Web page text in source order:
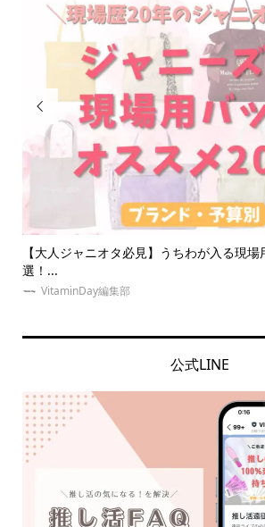

【大人ジャニオタ必見】うちわが入る現
選！...
VitaminDay編集部
公式LINE